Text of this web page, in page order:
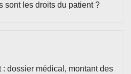
sont les droits du patient ?
: dossier médical, montant des